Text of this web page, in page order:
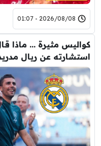
2026/08/08 - 01:07
كواليس مثيرة … ماذا
استشارته عن ريال